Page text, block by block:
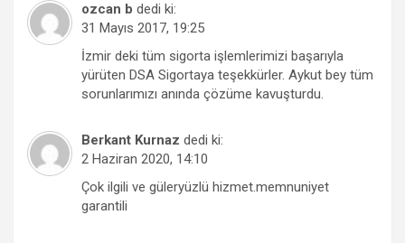
ozcan b dedi ki:
31 Mayıs 2017, 19:25
İzmir deki tüm sigorta işlemlerimizi başarıyla
yürüten DSA Sigortaya teşekkürler. Aykut bey tüm
sorunlarımızı anında çözüme kavuşturdu.
Berkant Kurnaz dedi ki:
2 Haziran 2020, 14:10
Çok ilgili ve güleryüzlü hizmet.memnuniyet
garantili